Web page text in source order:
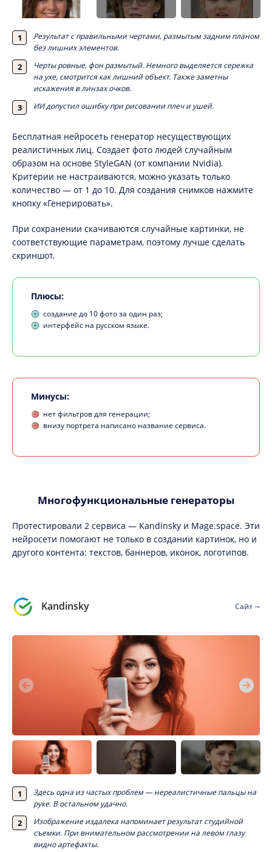
Результат с правильными чертами, размытым задним планом
без лишних элементов.
Черты ровные, фон размытый. Немного выделяется сережка
на ухе, смотрится как лишний объект. Также заметны
искажения в линзах очков.
ИИ допустил ошибку при рисовании плеч и ушей.
Бесплатная нейросеть генератор несуществующих
реалистичных лиц. Создает фото людей случайным
образом на основе StyleGAN (от компании Nvidia).
Критерии не настраиваются, можно указать только
количество — от 1 до 10. Для создания снимков нажмите
кнопку «Генерировать».
При сохранении скачиваются случайные картинки, не
соответствующие параметрам, поэтому лучше сделать
скриншот.
Плюсы:
создание до 10 фото за один раз;
интерфейс на русском языке.
Минусы:
нет фильтров для генерации;
внизу портрета написано название сервиса.
Многофункциональные генераторы
Протестировали 2 сервиса — Kandinsky и Mage.space. Эти
нейросети помогают не только в создании картинок, но и
другого контента: текстов, баннеров, иконок, логотипов.
Kandinsky Сайт
Здесь одна из частых проблем — нереалистичные пальцы на
руке. В остальном удачно.
Изображение издалека напоминает результат студийной
съемки. При внимательном рассмотрении на левом глазу
видно артефакты.